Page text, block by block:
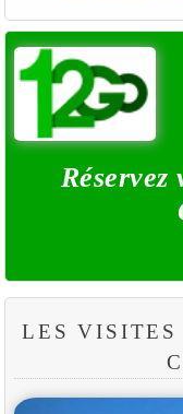
LES VISITES